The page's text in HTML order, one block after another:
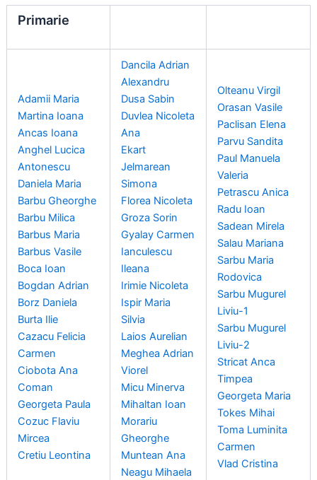
Primarie
Adamii Maria
Martina Ioana
Ancas Ioana
Anghel Lucica
Antonescu
Daniela Maria
Barbu Gheorghe
Barbu Milica
Barbus Maria
Barbus Vasile
Boca Ioan
Bogdan Adrian
Borz Daniela
Burta Ilie
Cazacu Felicia
Carmen
Ciobota Ana
Coman
Georgeta Paula
Cozuc Flaviu
Mircea
Cretiu Leontina
Dancila Adrian
Alexandru
Dusa Sabin
Duvlea Nicoleta
Ana
Ekart
Jelmarean
Simona
Florea Nicoleta
Groza Sorin
Gyalay Carmen
Ianculescu
Ileana
Irimie Nicoleta
Ispir Maria
Silvia
Laios Aurelian
Meghea Adrian
Viorel
Micu Minerva
Mihaltan Ioan
Morariu
Gheorghe
Muntean Ana
Neagu Mihaela
Olteanu Virgil
Orasan Vasile
Paclisan Elena
Parvu Sandita
Paul Manuela
Valeria
Petrascu Anica
Radu Ioan
Sadean Mirela
Salau Mariana
Sarbu Maria
Rodovica
Sarbu Mugurel
Liviu-1
Sarbu Mugurel
Liviu-2
Stricat Anca
Timpea
Georgeta Maria
Tokes Mihai
Toma Luminita
Carmen
Vlad Cristina